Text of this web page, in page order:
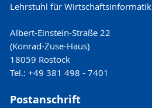
Lehrstuhl für Wirtschaftsinformatik
Albert-Einstein-Straße 22
(Konrad-Zuse-Haus)
18059 Rostock
Tel.: +49 381 498 - 7401
Postanschrift